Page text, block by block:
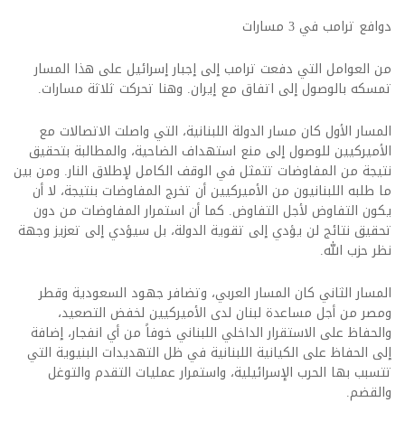
دوافع ترامب في 3 مسارات
من العوامل التي دفعت ترامب إلى إجبار إسرائيل على هذا المسار
تمسكه بالوصول إلى اتفاق مع إيران. وهنا تحركت ثلاثة مسارات.
المسار الأول كان مسار الدولة اللبنانية، التي واصلت الاتصالات مع
الأميركيين للوصول إلى منع استهداف الضاحية، والمطالبة بتحقيق
نتيجة من المفاوضات تتمثل في الوقف الكامل لإطلاق النار. ومن بين
ما طلبه اللبنانيون من الأميركيين أن تخرج المفاوضات بنتيجة، لا أن
يكون التفاوض لأجل التفاوض. كما أن استمرار المفاوضات من دون
تحقيق نتائج لن يؤدي إلى تقوية الدولة، بل سيؤدي إلى تعزيز وجهة
نظر حزب الله.
المسار الثاني كان المسار العربي، وتضافر جهود السعودية وقطر
ومصر من أجل مساعدة لبنان لدى الأميركيين لخفض التصعيد،
والحفاظ على الاستقرار الداخلي اللبناني خوفاً من أي انفجار، إضافة
إلى الحفاظ على الكيانية اللبنانية في ظل التهديدات البنيوية التي
تتسبب بها الحرب الإسرائيلية، واستمرار عمليات التقدم والتوغل
والقضم.